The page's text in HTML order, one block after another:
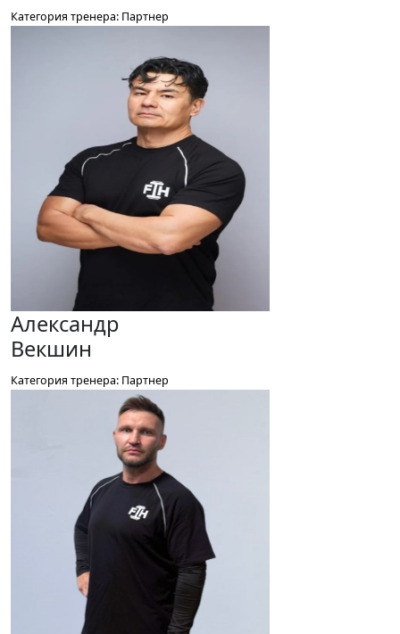
Категория тренера: Партнер
Александр
Векшин
Категория тренера: Партнер